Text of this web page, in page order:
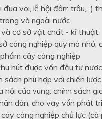
đua voi, lễ hội đâm trâu,...)
và ngoài nước
cơ sở vật chất - kĩ thuật:
công nghiệp quy mô nhỏ,
cây công nghiệp
hút được vốn đầu tư
sách phù hợp vơi chiến
hội của vùng: chính sách
dân, cho vay vốn phát
công nghiệp chủ lực (cà